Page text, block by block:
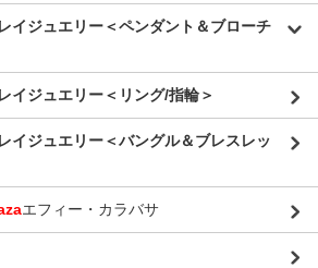
イジュエリー＜ペンダント＆ブローチ
イジュエリー＜リング/指輪＞
イジュエリー＜バングル＆ブレスレッ
エフィー・カラバサ